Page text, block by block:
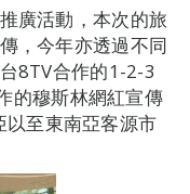
廣活動，本次的旅
，今年亦透過不同
8TV合作的1-2-3
的穆斯林網紅宣傳
至東南亞客源市